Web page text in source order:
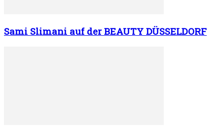
Sami Slimani auf der BEAUTY DÜSSELDORF